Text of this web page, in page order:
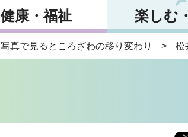
健康・福祉 楽しむ
写真で見るところざわの移り変わり 松